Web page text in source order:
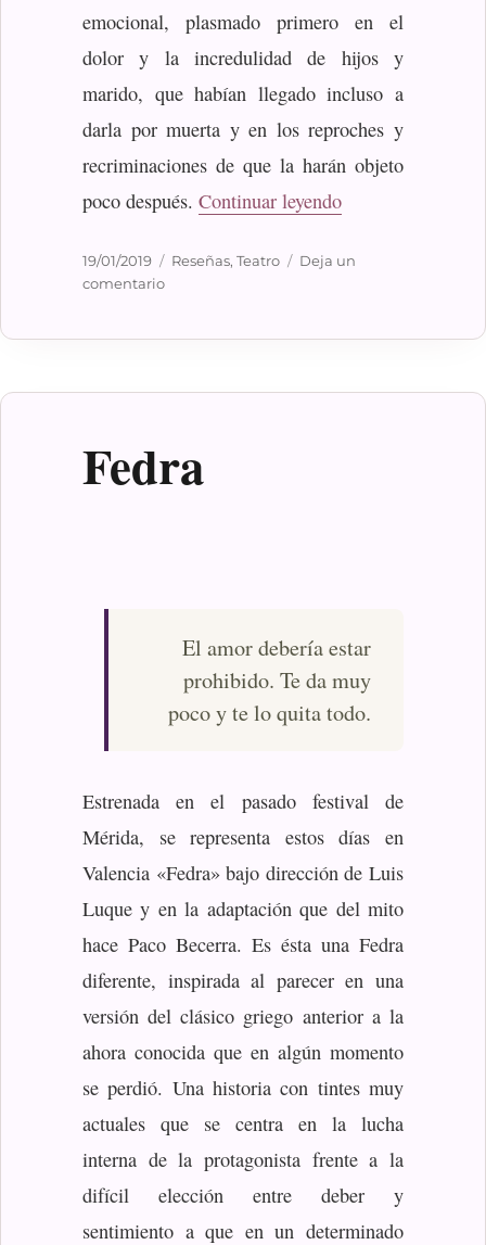
emocional, plasmado primero en el
dolor y la incredulidad de hijos y
marido, que habían llegado incluso a
darla por muerta y en los reproches y
recriminaciones de que la harán objeto
poco después. Continuar leyendo«La vuelta de
Publicado
el
19/01/2019 Categorías
Reseñas, Teatro
Deja un
comentarioen
Fedra
El amor debería estar
prohibido. Te da muy
poco y te lo quita todo.
Estrenada en el pasado festival de
Mérida, se representa estos días en
Valencia «Fedra» bajo dirección de Luis
Luque y en la adaptación que del mito
hace Paco Becerra. Es ésta una Fedra
diferente, inspirada al parecer en una
versión del clásico griego anterior a la
ahora conocida que en algún momento
se perdió. Una historia con tintes muy
actuales que se centra en la lucha
interna de la protagonista frente a la
difícil elección entre deber y
sentimiento a que en un determinado